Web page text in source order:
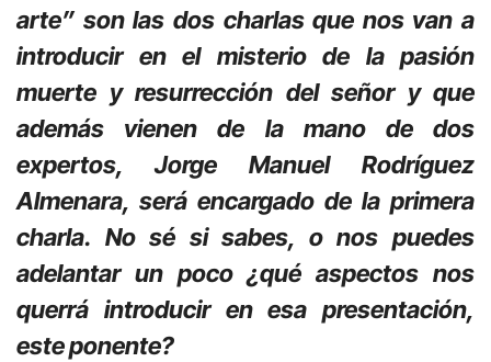
arte” son las dos charlas que nos van a
introducir en el misterio de la pasión
muerte y resurrección del señor y que
además vienen de la mano de dos
expertos, Jorge Manuel Rodríguez
Almenara, será encargado de la primera
charla. No sé si sabes, o nos puedes
adelantar un poco ¿qué aspectos nos
querrá introducir en esa presentación,
este ponente?